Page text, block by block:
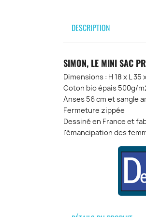
DESCRIPTION
SIMON, LE MINI SAC
Dimensions : H 18 x L 35
Coton bio épais 500g/
Anses 56 cm et sangle
Fermeture zippée
Dessiné en France et
l'émancipation des